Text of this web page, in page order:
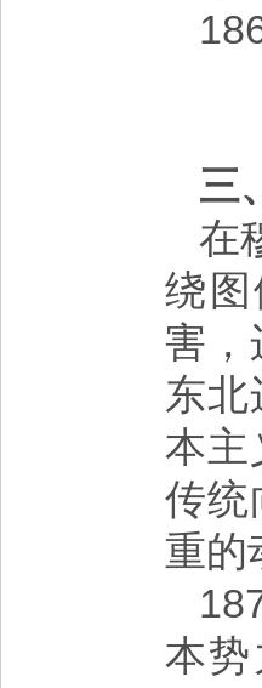
三
在
绕
害，
东
本主
传统
重的
本